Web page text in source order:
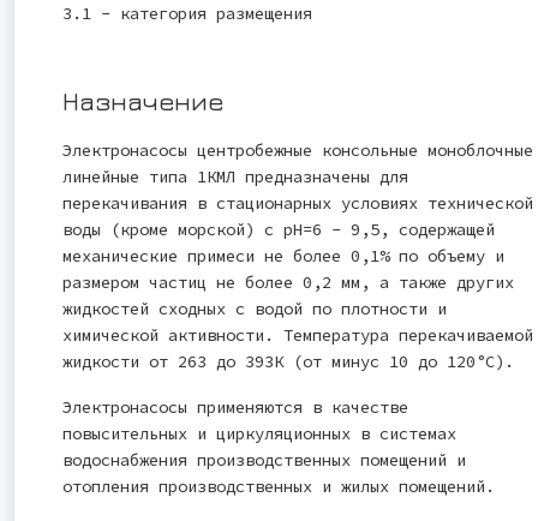
3.1 - категория размещения
Назначение
Электронасосы центробежные консольные моноблочные
линейные типа 1КМЛ предназначены для
перекачивания в стационарных условиях технической
воды (кроме морской) с рН=6 - 9,5, содержащей
механические примеси не более 0,1% по объему и
размером частиц не более 0,2 мм, а также других
жидкостей сходных с водой по плотности и
химической активности. Температура перекачиваемой
жидкости от 263 до 393К (от минус 10 до 120°С).
Электронасосы применяются в качестве
повысительных и циркуляционных в системах
водоснабжения производственных помещений и
отопления производственных и жилых помещений.